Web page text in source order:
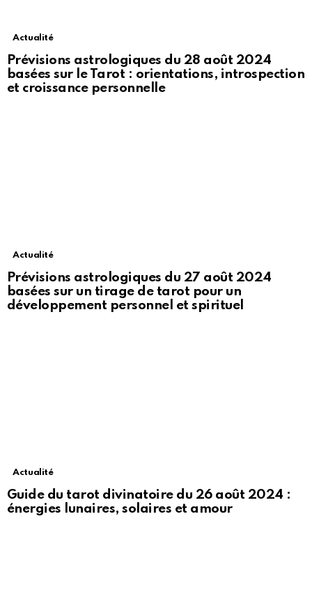
Actualité
Prévisions astrologiques du 28 août 2024
basées sur le Tarot : orientations, introspection
et croissance personnelle
Actualité
Prévisions astrologiques du 27 août 2024
basées sur un tirage de tarot pour un
développement personnel et spirituel
Actualité
Guide du tarot divinatoire du 26 août 2024 :
énergies lunaires, solaires et amour